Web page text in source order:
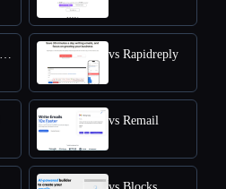
vs Rapidreply
vs Remail